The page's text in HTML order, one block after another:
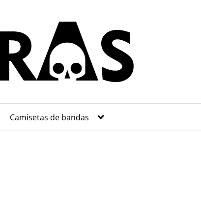
Camisetas de bandas